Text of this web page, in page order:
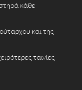
κάθε
και της
ταινίες